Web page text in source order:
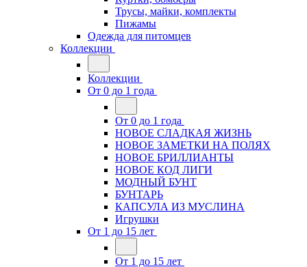
Трусы, майки, комплекты
Пижамы
Одежда для питомцев
Коллекции
Коллекции
От 0 до 1 года
От 0 до 1 года
НОВОЕ СЛАДКАЯ ЖИЗНЬ
НОВОЕ ЗАМЕТКИ НА ПОЛЯХ
НОВОЕ БРИЛЛИАНТЫ
НОВОЕ КОД ЛИГИ
МОДНЫЙ БУНТ
БУНТАРЬ
КАПСУЛА ИЗ МУСЛИНА
Игрушки
От 1 до 15 лет
От 1 до 15 лет